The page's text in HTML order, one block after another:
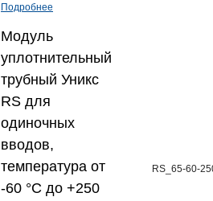
Подробнее
Модуль
уплотнительный
трубный Уникс
RS для
одиночных
вводов,
температура от
-60 °C до +250
RS_65-60-